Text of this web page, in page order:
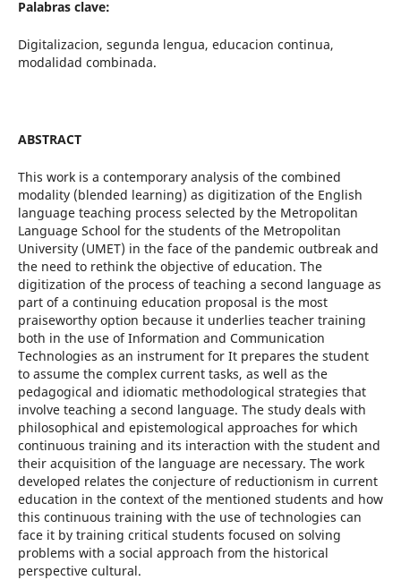
Palabras clave:
Digitalizacion, segunda lengua, educacion continua,
modalidad combinada.
ABSTRACT
This work is a contemporary analysis of the combined
modality (blended learning) as digitization of the English
language teaching process selected by the Metropolitan
Language School for the students of the Metropolitan
University (UMET) in the face of the pandemic outbreak and
the need to rethink the objective of education. The
digitization of the process of teaching a second language as
part of a continuing education proposal is the most
praiseworthy option because it underlies teacher training
both in the use of Information and Communication
Technologies as an instrument for It prepares the student
to assume the complex current tasks, as well as the
pedagogical and idiomatic methodological strategies that
involve teaching a second language. The study deals with
philosophical and epistemological approaches for which
continuous training and its interaction with the student and
their acquisition of the language are necessary. The work
developed relates the conjecture of reductionism in current
education in the context of the mentioned students and how
this continuous training with the use of technologies can
face it by training critical students focused on solving
problems with a social approach from the historical
perspective cultural.